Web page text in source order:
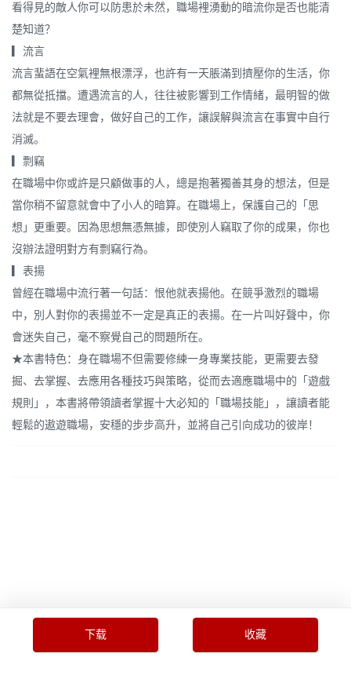
看得見的敵人你可以防患於未然，職場裡湧動的暗流你是否也能清
楚知道？
▎流言
流言蜚語在空氣裡無根漂浮，也許有一天脹滿到擠壓你的生活，你
都無從抵擋。遭遇流言的人，往往被影響到工作情緒，最明智的做
法就是不要去理會，做好自己的工作，讓誤解與流言在事實中自行
消滅。
▎剽竊
在職場中你或許是只顧做事的人，總是抱著獨善其身的想法，但是
當你稍不留意就會中了小人的暗算。在職場上，保護自己的「思
想」更重要。因為思想無憑無據，即使別人竊取了你的成果，你也
沒辦法證明對方有剽竊行為。
▎表揚
曾經在職場中流行著一句話：恨他就表揚他。在競爭激烈的職場
中，別人對你的表揚並不一定是真正的表揚。在一片叫好聲中，你
會迷失自己，毫不察覺自己的問題所在。
★本書特色：身在職場不但需要修練一身專業技能，更需要去發
掘、去掌握、去應用各種技巧與策略，從而去適應職場中的「遊戲
規則」，本書將帶領讀者掌握十大必知的「職場技能」，讓讀者能
輕鬆的遨遊職場，安穩的步步高升，並將自己引向成功的彼岸！
下载 收藏